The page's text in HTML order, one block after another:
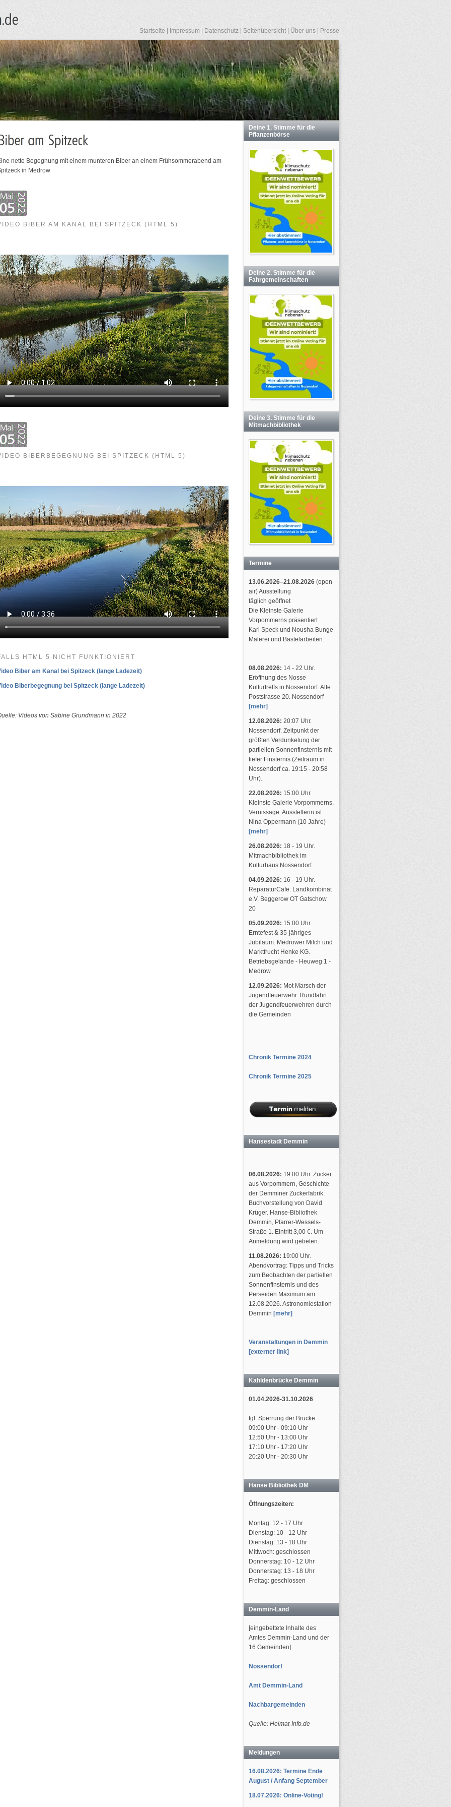
Startseite Impressum Datenschutz Seitenübersicht Über uns Presse
nette Begegnung mit einem munteren Biber an einem Frühsommerabend am
in Medrow
BIBER AM KANAL BEI SPITZECK (HTML 5)
BIBERBEGEGNUNG BEI SPITZECK (HTML 5)
HTML 5 NICHT FUNKTIONIERT
Biber am Kanal bei Spitzeck (lange Ladezeit)
Biberbegegnung bei Spitzeck (lange Ladezeit)
Videos von Sabine Grundmann in 2022
Deine 1. Stimme für die
Pflanzenbörse
Deine 2. Stimme für die
Fahrgemeinschaften
Deine 3. Stimme für die
Mitmachbibliothek
Termine
13.06.2026–21.08.2026 (open
air) Ausstellung
täglich geöffnet
Die Kleinste Galerie
Vorpommerns präsentiert
Karl Speck und Nousha Bunge
Malerei und Bastelarbeiten.
08.08.2026: 14 - 22 Uhr.
Eröffnung des Nosse
Kulturtreffs in Nossendorf. Alte
Poststrasse 20. Nossendorf
[mehr]
12.08.2026: 20:07 Uhr.
Nossendorf. Zeitpunkt der
größten Verdunkelung der
partiellen Sonnenfinsternis mit
tiefer Finsternis (Zeitraum in
Nossendorf ca. 19:15 - 20:58
Uhr).
22.08.2026: 15:00 Uhr.
Kleinste Galerie Vorpommerns.
Vernissage. Ausstellerin ist
Nina Oppermann (10 Jahre)
[mehr]
26.08.2026: 18 - 19 Uhr.
Mitmachbibliothek im
Kulturhaus Nossendorf.
04.09.2026: 16 - 19 Uhr.
ReparaturCafe. Landkombinat
e.V. Beggerow OT Gatschow
20
05.09.2026: 15:00 Uhr.
Erntefest & 35-jähriges
Jubiläum. Medrower Milch und
Marktfrucht Henke KG.
Betriebsgelände - Heuweg 1 -
Medrow
12.09.2026: Mot Marsch der
Jugendfeuerwehr. Rundfahrt
der Jugendfeuerwehren durch
die Gemeinden
Chronik Termine 2024
Chronik Termine 2025
Hansestadt Demmin
06.08.2026: 19:00 Uhr. Zucker
aus Vorpommern, Geschichte
der Demminer Zuckerfabrik.
Buchvorstellung von David
Krüger. Hanse-Bibliothek
Demmin, Pfarrer-Wessels-
Straße 1. Eintritt 3,00 €. Um
Anmeldung wird gebeten.
11.08.2026: 19:00 Uhr.
Abendvortrag: Tipps und Tricks
zum Beobachten der partiellen
Sonnenfinsternis und des
Perseiden Maximum am
12.08.2026. Astronomiestation
Demmin [mehr]
Veranstaltungen in Demmin
[externer link]
Kahldenbrücke Demmin
01.04.2026-31.10.2026
tgl. Sperrung der Brücke
09:00 Uhr - 09:10 Uhr
12:50 Uhr - 13:00 Uhr
17:10 Uhr - 17:20 Uhr
20:20 Uhr - 20:30 Uhr
Hanse Bibliothek DM
Öffnungszeiten:
Montag: 12 - 17 Uhr
Dienstag: 10 - 12 Uhr
Dienstag: 13 - 18 Uhr
Mittwoch: geschlossen
Donnerstag: 10 - 12 Uhr
Donnerstag: 13 - 18 Uhr
Freitag: geschlossen
Demmin-Land
[eingebettete Inhalte des
Amtes Demmin-Land und der
16 Gemeinden]
Nossendorf
Amt Demmin-Land
Nachbargemeinden
Quelle: Heimat-Info.de
Meldungen
16.08.2026: Termine Ende
August / Anfang September
18.07.2026: Online-Voting!